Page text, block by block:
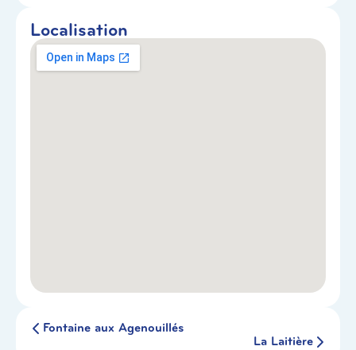
Localisation
Fontaine aux Agenouillés
La Laitière